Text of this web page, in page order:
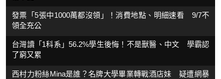
發票「5張中1000萬都沒領」！消費地點、明細速看 9/7不
領全充公
台灣讀「1科系」56.2%學生後悔！不是獸醫、中文 學霸認
了窮又累
西村力粉絲Mina是誰？名牌大學畢業轉戰酒店妹 疑遭網暴